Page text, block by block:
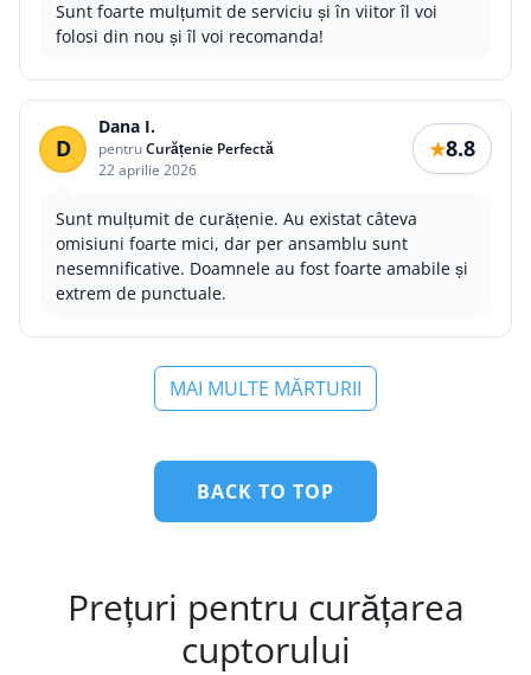
Sunt foarte mulțumit de serviciu și în viitor îl voi
folosi din nou și îl voi recomanda!
D
Dana I.
pentruCurățenie Perfectă
22 aprilie 2026
★8.8
Sunt mulțumit de curățenie. Au existat câteva
omisiuni foarte mici, dar per ansamblu sunt
nesemnificative. Doamnele au fost foarte amabile și
extrem de punctuale.
MAI MULTE MĂRTURII
BACK TO TOP
Prețuri pentru curățarea
cuptorului